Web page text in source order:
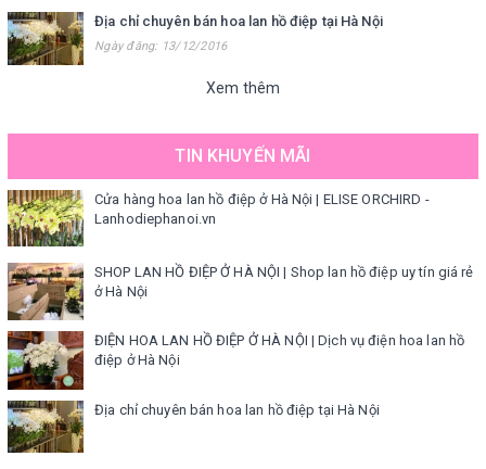
Địa chỉ chuyên bán hoa lan hồ điệp tại Hà Nội
Ngày đăng: 13/12/2016
Xem thêm
TIN KHUYẾN MÃI
Cửa hàng hoa lan hồ điệp ở Hà Nội | ELISE ORCHIRD -
Lanhodiephanoi.vn
SHOP LAN HỒ ĐIỆP Ở HÀ NỘI | Shop lan hồ điệp uy tín giá rẻ
ở Hà Nội
ĐIỆN HOA LAN HỒ ĐIỆP Ở HÀ NỘI | Dịch vụ điện hoa lan hồ
điệp ở Hà Nội
Địa chỉ chuyên bán hoa lan hồ điệp tại Hà Nội